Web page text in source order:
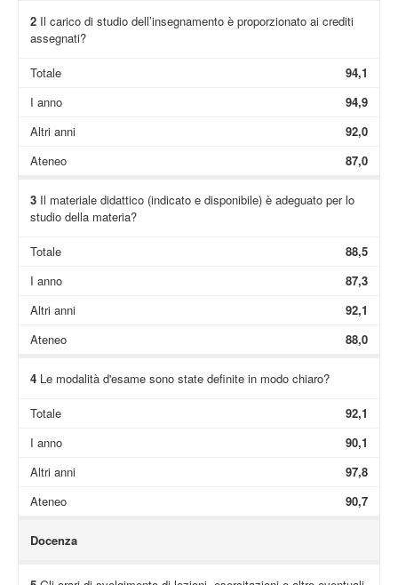
2Il carico di studio dell’insegnamento è proporzionato ai crediti
assegnati?
Totale
94,1
I anno
94,9
Altri anni
92,0
Ateneo
87,0
3Il materiale didattico (indicato e disponibile) è adeguato per lo
studio della materia?
Totale
88,5
I anno
87,3
Altri anni
92,1
Ateneo
88,0
4Le modalità d'esame sono state definite in modo chiaro?
Totale
92,1
I anno
90,1
Altri anni
97,8
Ateneo
90,7
Docenza